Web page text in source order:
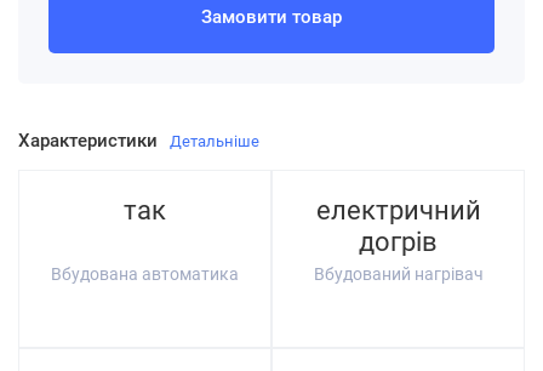
Характеристики Детальніше
так
Вбудована автоматика
електричний
догрів
Вбудований нагрівач
Замовити товар